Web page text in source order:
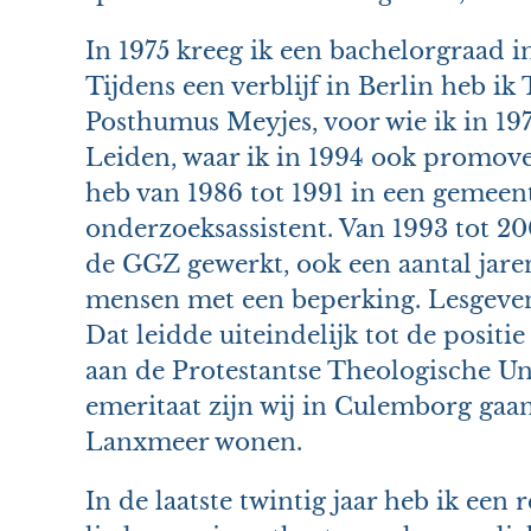
In 1975 kreeg ik een bachelorgraad
Tijdens een verblijf in Berlin heb ik
Posthumus Meyjes, voor wie ik in
Leiden, waar ik in 1994 ook
heb van 1986 tot 1991 in een
onderzoeksassistent. Van 1993 tot
de GGZ gewerkt, ook een aantal
mensen met een beperking.
Dat leidde uiteindelijk tot de positie
aan de Protestantse Theologische
emeritaat zijn wij in Culemborg
Lanxmeer wonen.
In de laatste twintig jaar heb ik een